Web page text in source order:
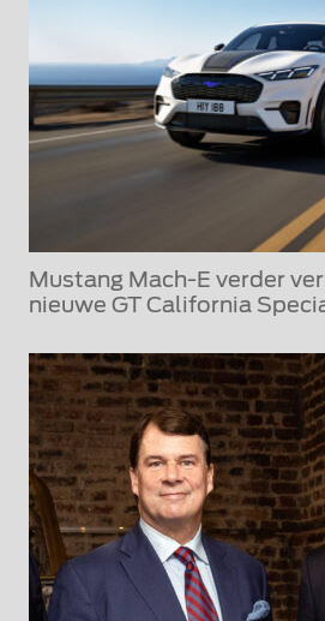
Mustang Mach-E verder
nieuwe GT California